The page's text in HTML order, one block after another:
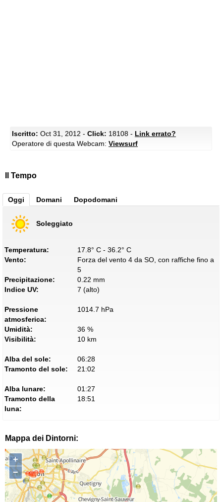
Iscritto: Oct 31, 2012 - Click: 18108 - Link errato?
Operatore di questa Webcam: Viewsurf
Il Tempo
Oggi Domani Dopodomani
Soleggiato
Temperatura:
17.8° C - 36.2° C
Vento:
Forza del vento 4 da SO, con raffiche fino a
5
Precipitazione:
0.22 mm
Indice UV:
7 (alto)
Pressione
atmosferica:
1014.7 hPa
Umidità:
36 %
Visibilità:
10 km
Alba del sole:
06:28
Tramonto del sole:
21:02
Alba lunare:
01:27
Tramonto della
luna:
18:51
Mappa dei Dintorni:
+
−